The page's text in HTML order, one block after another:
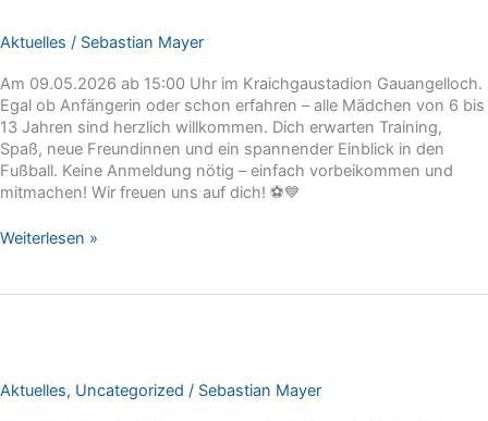
Aktuelles / Sebastian Mayer
Am 09.05.2026 ab 15:00 Uhr im Kraichgaustadion Gauangelloch.
Egal ob Anfängerin oder schon erfahren – alle Mädchen von 6 bis
13 Jahren sind herzlich willkommen. Dich erwarten Training,
Spaß, neue Freundinnen und ein spannender Einblick in den
Fußball. Keine Anmeldung nötig – einfach vorbeikommen und
mitmachen! Wir freuen uns auf dich! ⚽💙
Tag
Weiterlesen »
Aktuelles, Uncategorized / Sebastian Mayer